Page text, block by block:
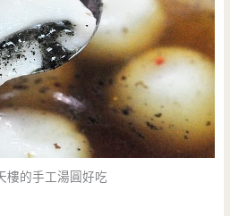
樓的手工湯圓好吃